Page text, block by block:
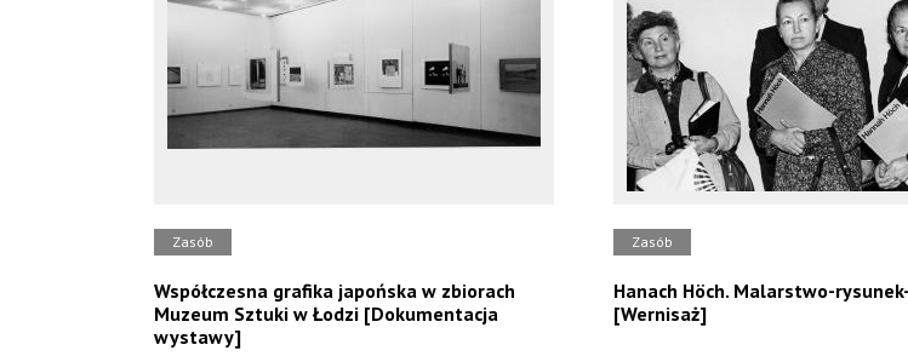
Zasób
Współczesna grafika japońska w zbiorach
Muzeum Sztuki w Łodzi [Dokumentacja
wystawy]
Zasób
Hanach Höch. Malarstwo-
[Wernisaż]